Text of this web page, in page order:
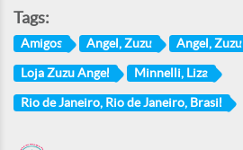
Tags:
Amigos Angel, Zuzu Angel, Zuzu
Loja Zuzu Angel Minnelli, Liza
Rio de Janeiro, Rio de Janeiro, Brasil